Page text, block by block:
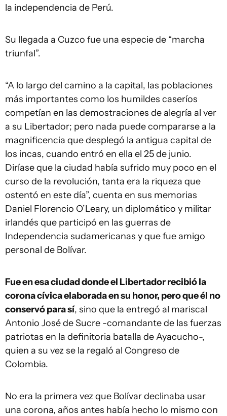
la independencia de Perú.
Su llegada a Cuzco fue una especie de “marcha
triunfal”.
“A lo largo del camino a la capital, las poblaciones
más importantes como los humildes caseríos
competían en las demostraciones de alegría al ver
a su Libertador; pero nada puede compararse a la
magnificencia que desplegó la antigua capital de
los incas, cuando entró en ella el 25 de junio.
Diríase que la ciudad había sufrido muy poco en el
curso de la revolución, tanta era la riqueza que
ostentó en este día”, cuenta en sus memorias
Daniel Florencio O’Leary, un diplomático y militar
irlandés que participó en las guerras de
Independencia sudamericanas y que fue amigo
personal de Bolívar.
Fue en esa ciudad donde el Libertador recibió la
corona cívica elaborada en su honor, pero que él no
conservó para sí, sino que la entregó al mariscal
Antonio José de Sucre -comandante de las fuerzas
patriotas en la definitoria batalla de Ayacucho-,
quien a su vez se la regaló al Congreso de
Colombia.
No era la primera vez que Bolívar declinaba usar
una corona, años antes había hecho lo mismo con